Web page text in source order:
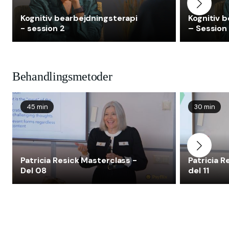
Kognitiv bearbejdningsterapi
- session 2
Kognitiv
–
Behandlingsmetoder
45 min
Patricia Resick Masterclass -
Del 08
30 min
Patricia
del 11